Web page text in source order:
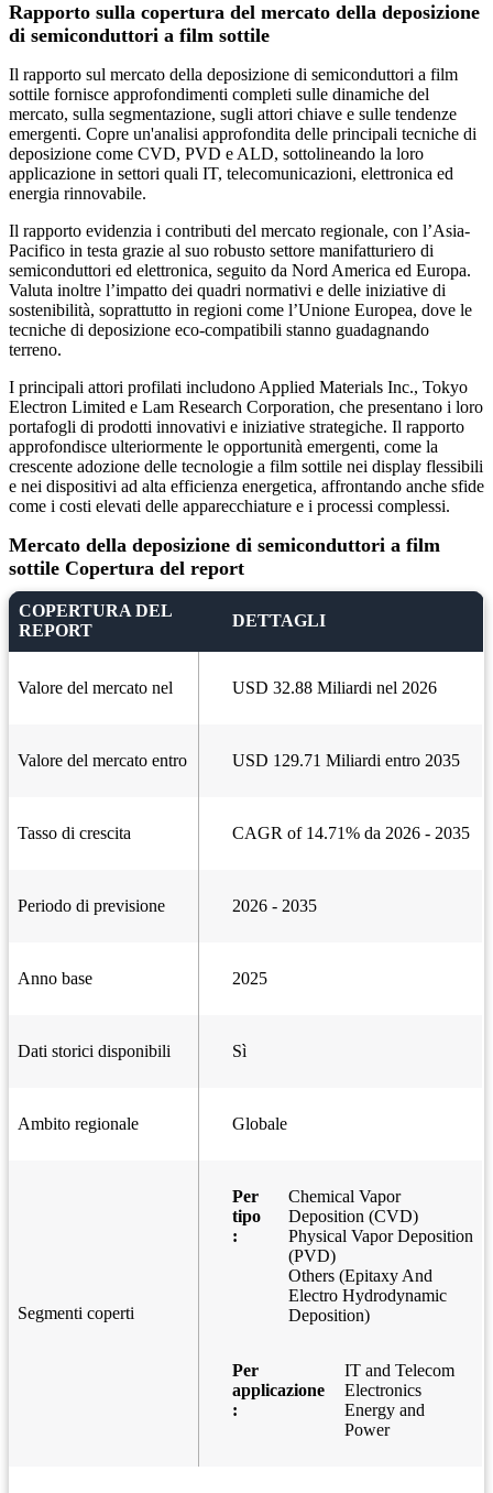
Rapporto sulla copertura del mercato della deposizione
di semiconduttori a film sottile
Il rapporto sul mercato della deposizione di semiconduttori a film
sottile fornisce approfondimenti completi sulle dinamiche del
mercato, sulla segmentazione, sugli attori chiave e sulle tendenze
emergenti. Copre un'analisi approfondita delle principali tecniche di
deposizione come CVD, PVD e ALD, sottolineando la loro
applicazione in settori quali IT, telecomunicazioni, elettronica ed
energia rinnovabile.
Il rapporto evidenzia i contributi del mercato regionale, con l’Asia-
Pacifico in testa grazie al suo robusto settore manifatturiero di
semiconduttori ed elettronica, seguito da Nord America ed Europa.
Valuta inoltre l’impatto dei quadri normativi e delle iniziative di
sostenibilità, soprattutto in regioni come l’Unione Europea, dove le
tecniche di deposizione eco-compatibili stanno guadagnando
terreno.
I principali attori profilati includono Applied Materials Inc., Tokyo
Electron Limited e Lam Research Corporation, che presentano i loro
portafogli di prodotti innovativi e iniziative strategiche. Il rapporto
approfondisce ulteriormente le opportunità emergenti, come la
crescente adozione delle tecnologie a film sottile nei display flessibili
e nei dispositivi ad alta efficienza energetica, affrontando anche sfide
come i costi elevati delle apparecchiature e i processi complessi.
Mercato della deposizione di semiconduttori a film
sottile Copertura del report
COPERTURA DEL
REPORT
DETTAGLI
Valore del mercato nel USD 32.88 Miliardi nel 2026
Valore del mercato entro USD 129.71 Miliardi entro 2035
Tasso di crescita CAGR of 14.71% da 2026 - 2035
Periodo di previsione 2026 - 2035
Anno base 2025
Dati storici disponibili Sì
Ambito regionale Globale
Segmenti coperti
Per
tipo
:
Chemical Vapor
Deposition (CVD)
Physical Vapor Deposition
(PVD)
Others (Epitaxy And
Electro Hydrodynamic
Deposition)
Per
applicazione
:
IT and Telecom
Electronics
Energy and
Power